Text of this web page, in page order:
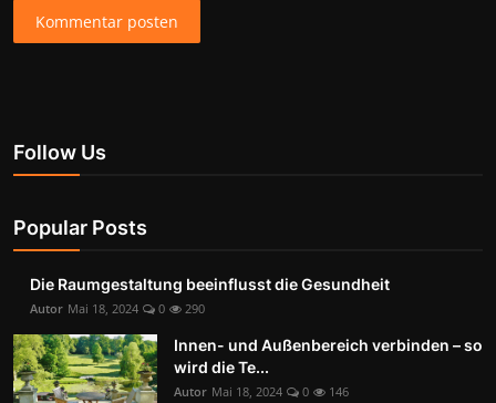
Kommentar posten
Follow Us
Popular Posts
Die Raumgestaltung beeinflusst die Gesundheit
Autor Mai 18, 2024 0 290
Innen- und Außenbereich verbinden – so
wird die Te...
Autor Mai 18, 2024 0 146